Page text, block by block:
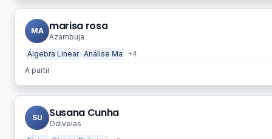
MA marisa rosa
Azambuja
Álgebra Linear Análise Ma
+4
A partir
SU Susana Cunha
Odivelas